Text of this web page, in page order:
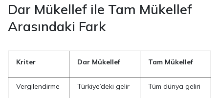
Dar Mükellef ile Tam Mükellef
Arasındaki Fark
Kriter Dar Mükellef Tam Mükellef
Vergilendirme Türkiye’deki gelir Tüm dünya geliri